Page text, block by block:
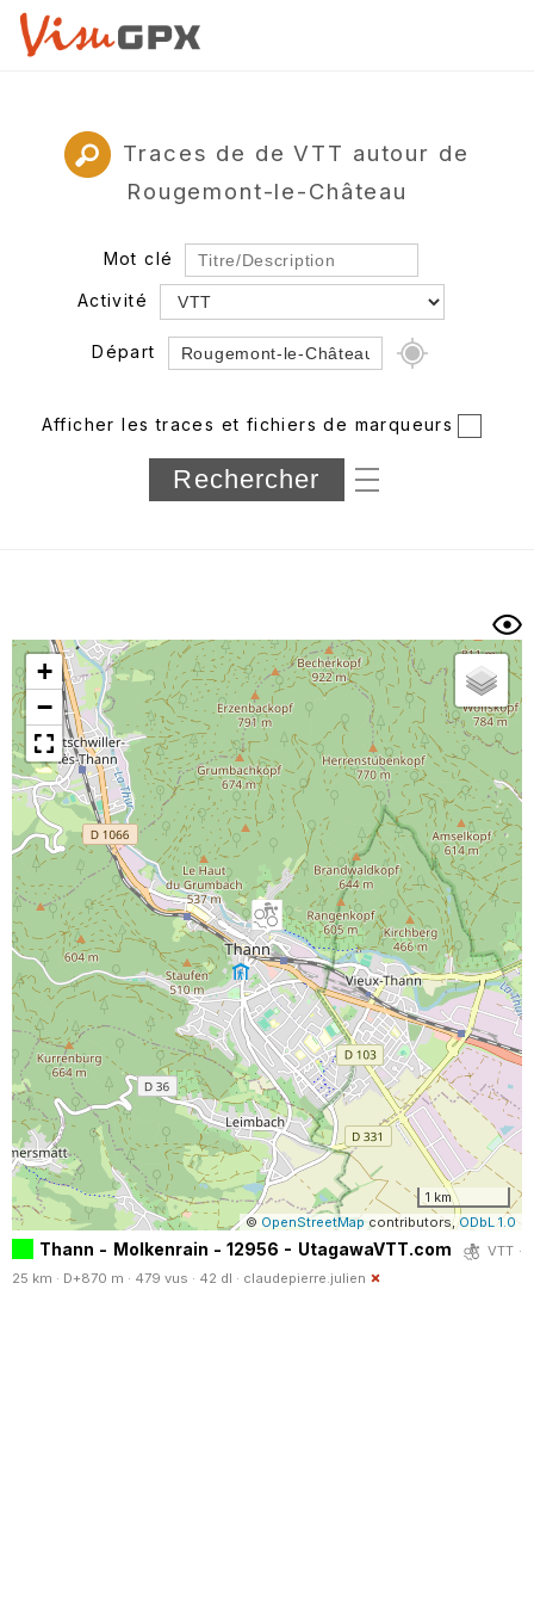
Traces de de VTT autour de
Rougemont-le-Château
Mot clé
Activité
Départ
Département
Longueur min/max
Trier par
Horodatage Photos
Afficher les traces et fichiers de marqueurs
+
−
1 km
© OpenStreetMap contributors,ODbL 1.0
Thann - Molkenrain - 12956 - UtagawaVTT.com
VTT ·
25 km · D+870 m · 479 vus · 42 dl · claudepierre.julien